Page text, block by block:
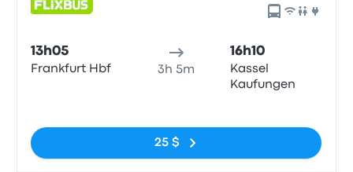
13h05
Frankfurt Hbf 3h 5m
16h10
Kassel
Kaufungen
25 $